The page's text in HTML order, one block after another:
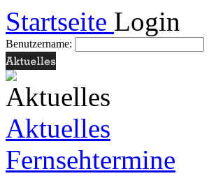
Startseite Login
Benutzername:
Aktuelles
Fernsehtermine